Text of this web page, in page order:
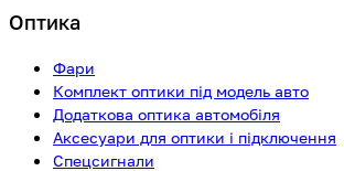
Оптика
Фари
Комплект оптики під модель авто
Додаткова оптика автомобіля
Аксесуари для оптики і підключення
Спецсигнали